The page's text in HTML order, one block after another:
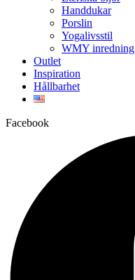
Handdukar
Porslin
Yogalivsstil
WMY inredning
Outlet
Inspiration
Hållbarhet
Facebook